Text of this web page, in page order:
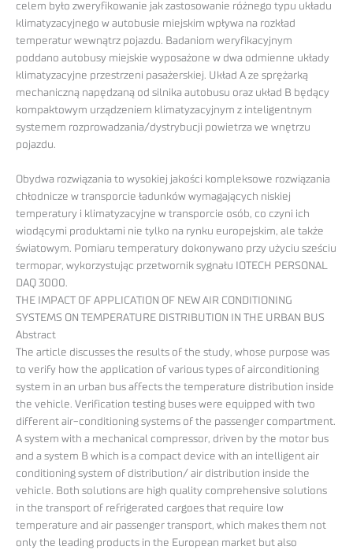
celem było zweryfikowanie jak zastosowanie różnego typu układu
klimatyzacyjnego w autobusie miejskim wpływa na rozkład
temperatur wewnątrz pojazdu. Badaniom weryfikacyjnym
poddano autobusy miejskie wyposażone w dwa odmienne układy
klimatyzacyjne przestrzeni pasażerskiej. Układ A ze sprężarką
mechaniczną napędzaną od silnika autobusu oraz układ B będący
kompaktowym urządzeniem klimatyzacyjnym z inteligentnym
systemem rozprowadzania/dystrybucji powietrza we wnętrzu
pojazdu.
Obydwa rozwiązania to wysokiej jakości kompleksowe rozwiązania
chłodnicze w transporcie ładunków wymagających niskiej
temperatury i klimatyzacyjne w transporcie osób, co czyni ich
wiodącymi produktami nie tylko na rynku europejskim, ale także
światowym. Pomiaru temperatury dokonywano przy użyciu sześciu
termopar, wykorzystując przetwornik sygnału IOTECH PERSONAL
DAQ 3000.
THE IMPACT OF APPLICATION OF NEW AIR CONDITIONING
SYSTEMS ON TEMPERATURE DISTRIBUTION IN THE URBAN BUS
Abstract
The article discusses the results of the study, whose purpose was
to verify how the application of various types of airconditioning
system in an urban bus affects the temperature distribution inside
the vehicle. Verification testing buses were equipped with two
different air-conditioning systems of the passenger compartment.
A system with a mechanical compressor, driven by the motor bus
and a system B which is a compact device with an intelligent air
conditioning system of distribution/ air distribution inside the
vehicle. Both solutions are high quality comprehensive solutions
in the transport of refrigerated cargoes that require low
temperature and air passenger transport, which makes them not
only the leading products in the European market but also